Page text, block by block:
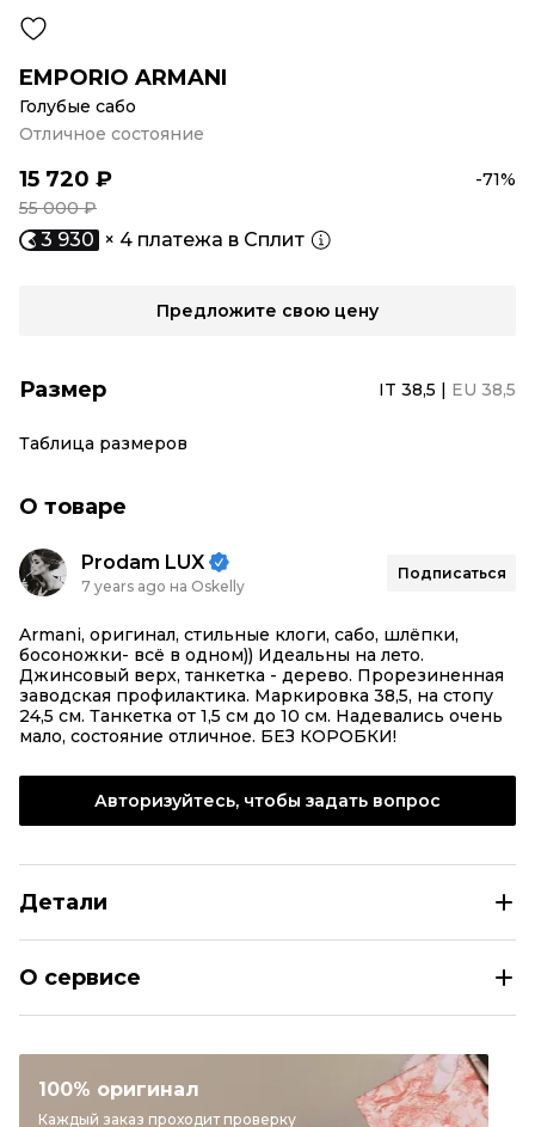
EMPORIO ARMANI
Голубые сабо
Отличное состояние
15 720 ₽
-71%
55 000 ₽
3 930 × 4 платежа в Сплит
Предложите свою цену
Размер IT 38,5 | EU 38,5
Таблица размеров
О товаре
Prodam LUX
7 years ago на Oskelly
Подписаться
Armani, оригинал, стильные клоги, сабо, шлёпки,
босоножки- всё в одном)) Идеальны на лето.
Джинсовый верх, танкетка - дерево. Прорезиненная
заводская профилактика. Маркировка 38,5, на стопу
24,5 см. Танкетка от 1,5 см до 10 см. Надевались очень
мало, состояние отличное. БЕЗ КОРОБКИ!
Авторизуйтесь, чтобы задать вопрос
Детали
Категория
Бренд
EMPORIO ARMANI
О сервисе
100% оригинал
Каждый заказ проходит проверку